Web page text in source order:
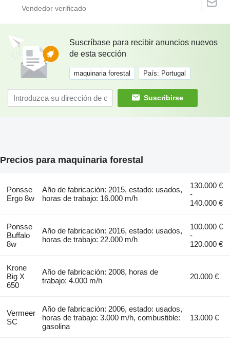
Suscríbase para recibir anuncios nuevos
de esta sección
maquinaria forestal País: Portugal
Suscribirse
Precios para maquinaria forestal
Ponsse
Ergo 8w
Año de fabricación: 2015, estado: usados,
horas de trabajo: 16.000 m/h
130.000 €
-
140.000 €
Ponsse
Buffalo
8w
Año de fabricación: 2016, estado: usados,
horas de trabajo: 22.000 m/h
100.000 €
-
120.000 €
Krone
Big X
650
Año de fabricación: 2008, horas de
trabajo: 4.000 m/h
20.000 €
Vermeer
SC
Año de fabricación: 2006, estado: usados,
horas de trabajo: 3.000 m/h, combustible:
gasolina
13.000 €